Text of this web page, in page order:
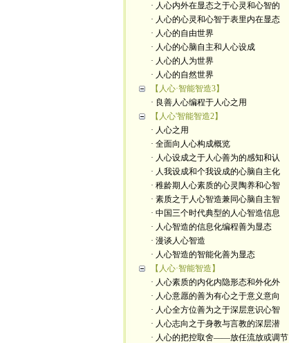
· 人心内外在显态之于心灵和心智的
· 人心的心灵和心智于表里内在显态
· 人心的自由世界
· 人心的心脑自主和人心设成
· 人心的人为世界
· 人心的自然世界
【人心·智能智造3】
· 良善人心编程于人心之用
【人心'智能智造2】
· 人心之用
· 全面向人心构成概览
· 人心设成之于人心善为的感知和认
· 人我设成和个我设成的心脑自主化
· 稚龄期人心素质的心灵陶养和心智
· 素质之于人心智造兼同心脑自主智
· 中国三个时代典型的人心智造信息
· 人心智造的信息化编程善为显态
· 漫谈人心智造
· 人心智造的智能化善为显态
【人心·智能智造】
· 人心素质的内化内隐形态和外化外
· 人心意愿的善为有心之于意义意向
· 人心全方位善为之于深层意识心智
· 人心志向之于身教与言教的深层潜
· 人心的把控取舍——放任流放或调节